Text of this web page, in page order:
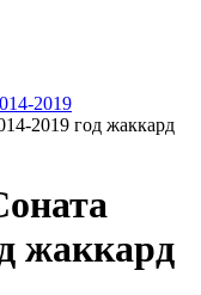
2019
2019 год жаккард
жаккард